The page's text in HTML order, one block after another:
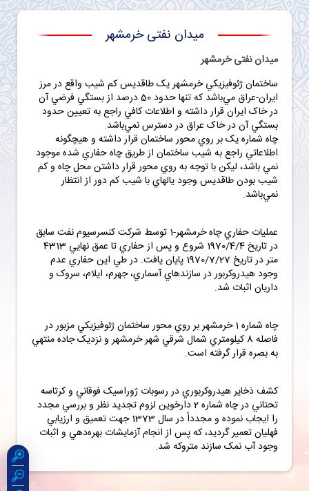
میدان نفتی خرمشهر
میدان نفتی خرمشهر
ساختمان ژئوفيزيکي خرمشهر يک طاقديس کم شيب واقع در مرز
ايران-عراق مي‌باشد که تنها حدود 50 درصد از بستگي فرضي آن
در خاک ايران قرار داشته و اطلاعات کافي راجع به تعيين حدود
بستگي آن در خاک عراق در دسترس نمي‌باشد.
چاه شماره يک بر روي محور ساختمان قرار داشته و هيچگونه
اطلاعاتي راجع به شيب ساختمان از طريق چاه حفاري شده موجود
نمي باشد، ليکن با توجه به روي محور قرار داشتن محل چاه و کم
شيب بودن طاقديس وجود يالهاي با شيب کم دور از انتظار
نمي‌باشد.
عمليات حفاري چاه خرمشهر-1 توسط شرکت کنسرسيوم نفت سابق
در تاريخ 1970/4/4 شروع و پس از حفاري تا عمق نهايي 4313
متر در تاريخ 1970/7/27 پايان يافت. در طي اين حفاري عدم
وجود هيدروکربور در سازندهاي آسماري، جهرم، ايلام، سروک و
داريان اثبات شد.
چاه شماره 1 خرمشهر بر روي محور ساختمان ژئوفيزيکي مزبور در
فاصله 8 کيلومتري شمال شرقي شهر خرمشهر و نزديک جاده منتهي
به بصره قرار گرفته است.
کشف ذخاير هيدروکربوري در رسوبات ژوراسيک فوقاني و کرتاسه
تحتاني در چاه شماره 2 دارخوين لزوم تجديد نظر و بررسي مجدد
را ايجاب نموده و مجدداً در سال 1373 جهت تعميق و ارزيابي
فهليان تعمير گرديد، که پس از انجام آزمايشات بهره‌دهي و اثبات
وجود آب نمک سازند متروکه شد.